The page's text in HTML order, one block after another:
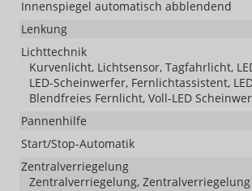
Innenspiegel automatisch abblendend
Lenkung
Lichttechnik
Kurvenlicht, Lichtsensor, Tagfahrlicht,
LED-Scheinwerfer, Fernlichtassistent,
Blendfreies Fernlicht, Voll-LED
Pannenhilfe
Start/Stop-Automatik
Zentralverriegelung
Zentralverriegelung,